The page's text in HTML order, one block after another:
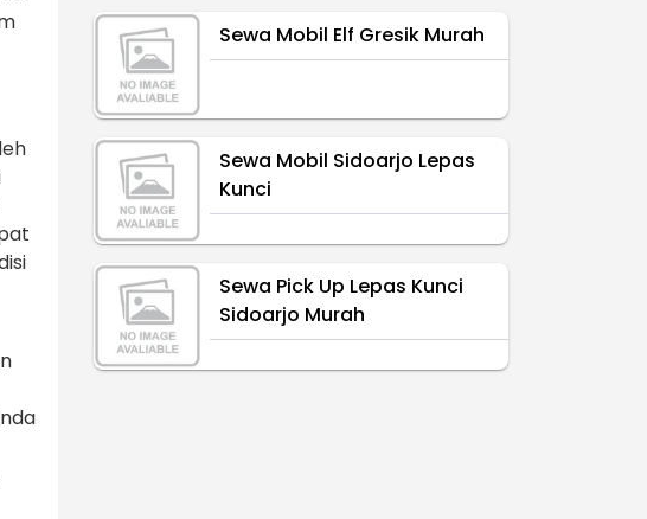
Sewa Mobil Elf Gresik Murah
Sewa Mobil Sidoarjo Lepas
Kunci
Sewa Pick Up Lepas Kunci
Sidoarjo Murah